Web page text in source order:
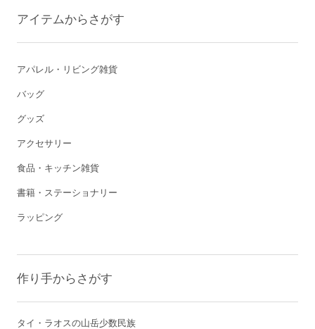
アイテムからさがす
アパレル・リビング雑貨
バッグ
グッズ
アクセサリー
食品・キッチン雑貨
書籍・ステーショナリー
ラッピング
作り手からさがす
タイ・ラオスの山岳少数民族